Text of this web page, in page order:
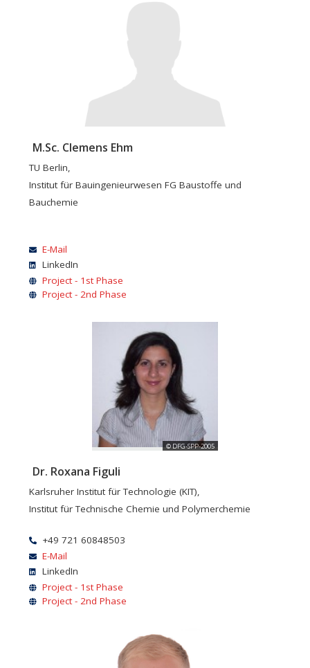
M.Sc. Clemens Ehm
TU Berlin,
Institut für Bauingenieurwesen FG Baustoffe und
Bauchemie
E-Mail
LinkedIn
Project - 1st Phase
Project - 2nd Phase
© DFG-SPP-2005
Dr. Roxana Figuli
Karlsruher Institut für Technologie (KIT),
Institut für Technische Chemie und Polymerchemie
+49 721 60848503
E-Mail
LinkedIn
Project - 1st Phase
Project - 2nd Phase